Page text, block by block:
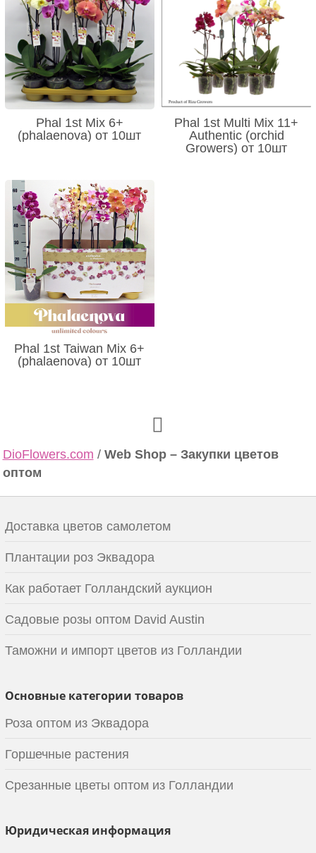
Phal 1st Mix 6+
(phalaenova) от 10шт
Phal 1st Multi Mix 11+
Authentic (orchid
Growers) от 10шт
Phal 1st Taiwan Mix 6+
(phalaenova) от 10шт
DioFlowers.com / Web Shop – Закупки цветов
оптом
Доставка цветов самолетом
Плантации роз Эквадора
Как работает Голландский аукцион
Садовые розы оптом David Austin
Таможни и импорт цветов из Голландии
Основные категории товаров
Роза оптом из Эквадора
Горшечные растения
Срезанные цветы оптом из Голландии
Юридическая информация